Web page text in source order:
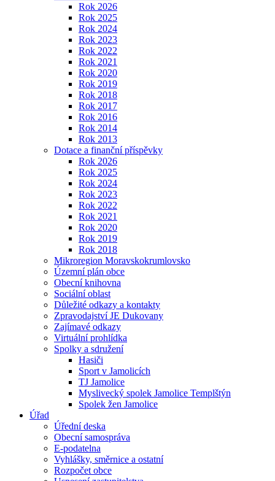
Rok 2026
Rok 2025
Rok 2024
Rok 2023
Rok 2022
Rok 2021
Rok 2020
Rok 2019
Rok 2018
Rok 2017
Rok 2016
Rok 2014
Rok 2013
Dotace a finanční příspěvky
Rok 2026
Rok 2025
Rok 2024
Rok 2023
Rok 2022
Rok 2021
Rok 2020
Rok 2019
Rok 2018
Mikroregion Moravskokrumlovsko
Územní plán obce
Obecní knihovna
Sociální oblast
Důležité odkazy a kontakty
Zpravodajství JE Dukovany
Zajímavé odkazy
Virtuální prohlídka
Spolky a sdružení
Hasiči
Sport v Jamolicích
TJ Jamolice
Myslivecký spolek Jamolice Templštýn
Spolek žen Jamolice
Úřad
Úřední deska
Obecní samospráva
E-podatelna
Vyhlášky, směrnice a ostatní
Rozpočet obce